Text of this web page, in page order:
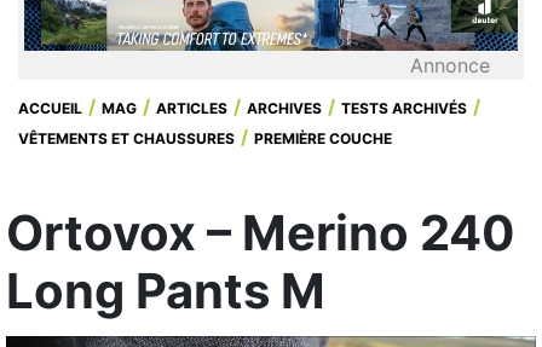
Annonce
ACCUEIL MAG ARTICLES ARCHIVES
TESTS ARCHIVÉS
VÊTEMENTS ET CHAUSSURES
PREMIÈRE COUCHE
Ortovox – Merino 240
Long Pants M